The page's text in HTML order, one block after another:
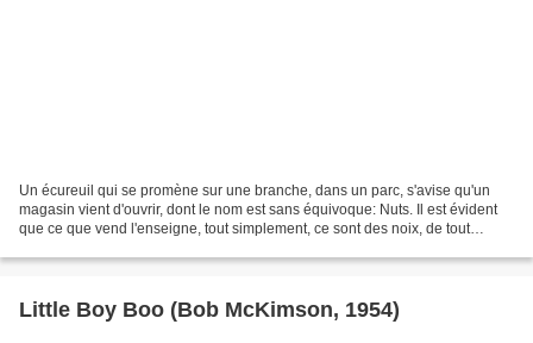
Un écureuil qui se promène sur une branche, dans un parc, s'avise qu'un
magasin vient d'ouvrir, dont le nom est sans équivoque: Nuts. Il est évident
que ce que vend l'enseigne, tout simplement, ce sont des noix, de tout
Little Boy Boo (Bob McKimson, 1954)